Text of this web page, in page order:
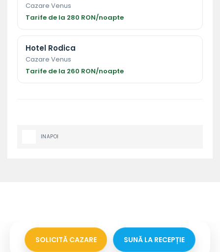
Cazare Venus
Tarife de la 280 RON/noapte
Hotel Rodica
Cazare Venus
Tarife de la 260 RON/noapte
INAPOI
SOLICITĂ CAZARE SUNĂ LA RECEPȚIE